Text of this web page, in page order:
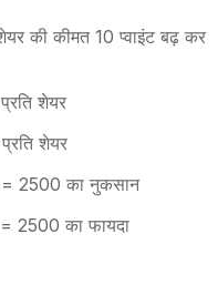
की कीमत 10 प्वाइंट बढ़ कर
शेयर
शेयर
2500 का नुकसान
2500 का फायदा